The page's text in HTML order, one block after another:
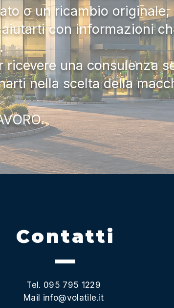
o un ricambio
con informazioni
una consulenza
nella scelta della
Contatti
Tel. 095 795 1229
Mail info@volatile.it